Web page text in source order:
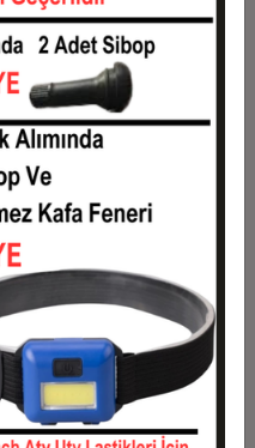
8.924,40 TL
9.085,20 TL
9.246,00 TL
9.406,80 TL
9.728,40 TL
9.969,60 TL
Toplam Tutar